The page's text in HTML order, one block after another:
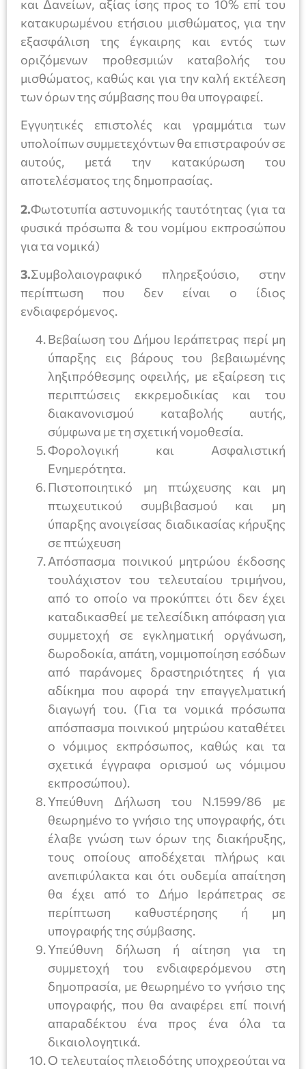
και Δανείων, αξίας ίσης προς το 10% επί του
κατακυρωμένου ετήσιου μισθώματος, για την
εξασφάλιση της έγκαιρης και εντός των
οριζόμενων προθεσμιών καταβολής του
μισθώματος, καθώς και για την καλή εκτέλεση
των όρων της σύμβασης που θα υπογραφεί.
Εγγυητικές επιστολές και γραμμάτια των
υπολοίπων συμμετεχόντων θα επιστραφούν σε
αυτούς, μετά την κατακύρωση του
αποτελέσματος της δημοπρασίας.
2.Φωτοτυπία αστυνομικής ταυτότητας (για τα
φυσικά πρόσωπα & του νομίμου εκπροσώπου
για τα νομικά)
3.Συμβολαιογραφικό πληρεξούσιο, στην
περίπτωση που δεν είναι ο ίδιος
ενδιαφερόμενος.
Βεβαίωση του Δήμου Ιεράπετρας περί μη
ύπαρξης εις βάρους του βεβαιωμένης
ληξιπρόθεσμης οφειλής, με εξαίρεση τις
περιπτώσεις εκκρεμοδικίας και του
διακανονισμού καταβολής αυτής,
σύμφωνα με τη σχετική νομοθεσία.
Φορολογική και Ασφαλιστική
Ενημερότητα.
Πιστοποιητικό μη πτώχευσης και μη
πτωχευτικού συμβιβασμού και μη
ύπαρξης ανοιγείσας διαδικασίας κήρυξης
σε πτώχευση
Απόσπασμα ποινικού μητρώου έκδοσης
τουλάχιστον του τελευταίου τριμήνου,
από το οποίο να προκύπτει ότι δεν έχει
καταδικασθεί με τελεσίδικη απόφαση για
συμμετοχή σε εγκληματική οργάνωση,
δωροδοκία, απάτη, νομιμοποίηση εσόδων
από παράνομες δραστηριότητες ή για
αδίκημα που αφορά την επαγγελματική
διαγωγή του. (Για τα νομικά πρόσωπα
απόσπασμα ποινικού μητρώου καταθέτει
ο νόμιμος εκπρόσωπος, καθώς και τα
σχετικά έγγραφα ορισμού ως νόμιμου
εκπροσώπου).
Υπεύθυνη Δήλωση του Ν.1599/86 με
θεωρημένο το γνήσιο της υπογραφής, ότι
έλαβε γνώση των όρων της διακήρυξης,
τους οποίους αποδέχεται πλήρως και
ανεπιφύλακτα και ότι ουδεμία απαίτηση
θα έχει από το Δήμο Ιεράπετρας σε
περίπτωση καθυστέρησης ή μη
υπογραφής της σύμβασης.
Υπεύθυνη δήλωση ή αίτηση για τη
συμμετοχή του ενδιαφερόμενου στη
δημοπρασία, με θεωρημένο το γνήσιο της
υπογραφής, που θα αναφέρει επί ποινή
απαραδέκτου ένα προς ένα όλα τα
δικαιολογητικά.
Ο τελευταίος πλειοδότης υποχρεούται να